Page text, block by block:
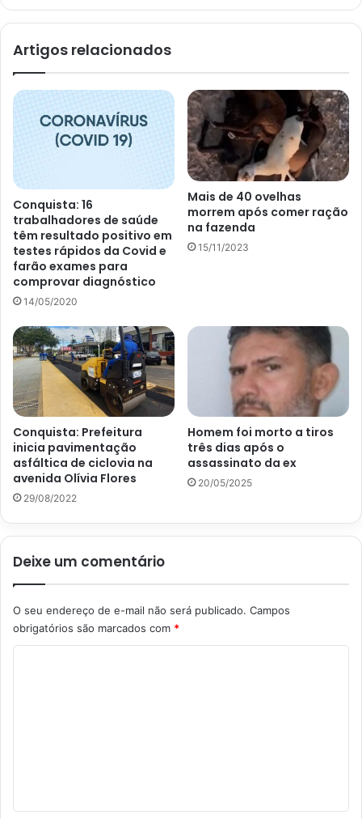
Artigos relacionados
Conquista: 16
trabalhadores de saúde
têm resultado positivo em
testes rápidos da Covid e
farão exames para
comprovar diagnóstico
14/05/2020
Mais de 40 ovelhas
morrem após comer ração
na fazenda
15/11/2023
Conquista: Prefeitura
inicia pavimentação
asfáltica de ciclovia na
avenida Olívia Flores
29/08/2022
Homem foi morto a tiros
três dias após o
assassinato da ex
20/05/2025
Deixe um comentário
O seu endereço de e-mail não será publicado. Campos
obrigatórios são marcados com *